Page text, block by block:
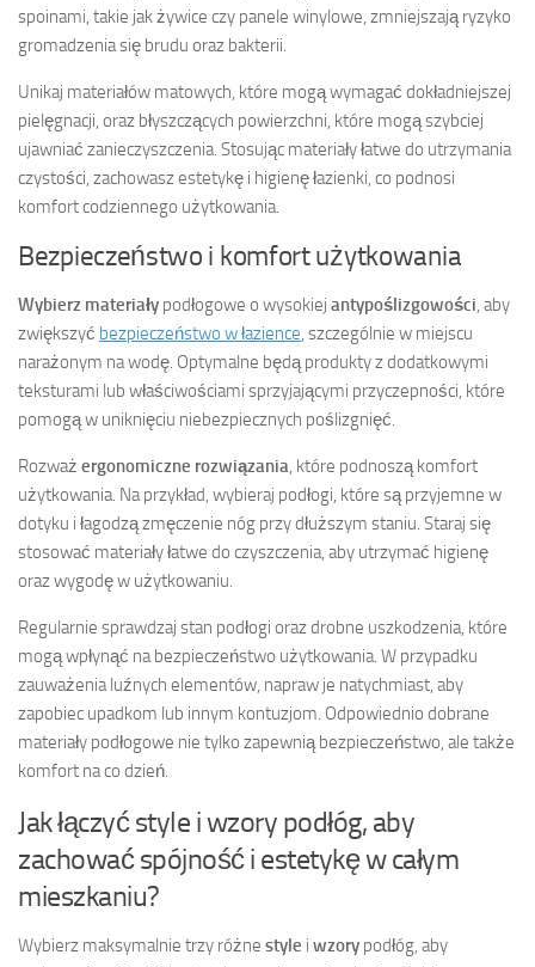
spoinami, takie jak żywice czy panele winylowe, zmniejszają ryzyko
gromadzenia się brudu oraz bakterii.
Unikaj materiałów matowych, które mogą wymagać dokładniejszej
pielęgnacji, oraz błyszczących powierzchni, które mogą szybciej
ujawniać zanieczyszczenia. Stosując materiały łatwe do utrzymania
czystości, zachowasz estetykę i higienę łazienki, co podnosi
komfort codziennego użytkowania.
Bezpieczeństwo i komfort użytkowania
Wybierz materiały podłogowe o wysokiej antypoślizgowości , aby
zwiększyć bezpieczeństwo w łazience , szczególnie w miejscu
narażonym na wodę. Optymalne będą produkty z dodatkowymi
teksturami lub właściwościami sprzyjającymi przyczepności, które
pomogą w uniknięciu niebezpiecznych poślizgnięć.
Rozważ ergonomiczne rozwiązania , które podnoszą komfort
użytkowania. Na przykład, wybieraj podłogi, które są przyjemne w
dotyku i łagodzą zmęczenie nóg przy dłuższym staniu. Staraj się
stosować materiały łatwe do czyszczenia, aby utrzymać higienę
oraz wygodę w użytkowaniu.
Regularnie sprawdzaj stan podłogi oraz drobne uszkodzenia, które
mogą wpłynąć na bezpieczeństwo użytkowania. W przypadku
zauważenia luźnych elementów, napraw je natychmiast, aby
zapobiec upadkom lub innym kontuzjom. Odpowiednio dobrane
materiały podłogowe nie tylko zapewnią bezpieczeństwo, ale także
komfort na co dzień.
Jak łączyć style i wzory podłóg, aby
zachować spójność i estetykę w całym
mieszkaniu?
Wybierz maksymalnie trzy różne style i wzory podłóg, aby